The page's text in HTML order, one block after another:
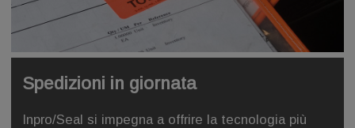
Spedizioni in giornata
Inpro/Seal si impegna a offrire la tecnologia più